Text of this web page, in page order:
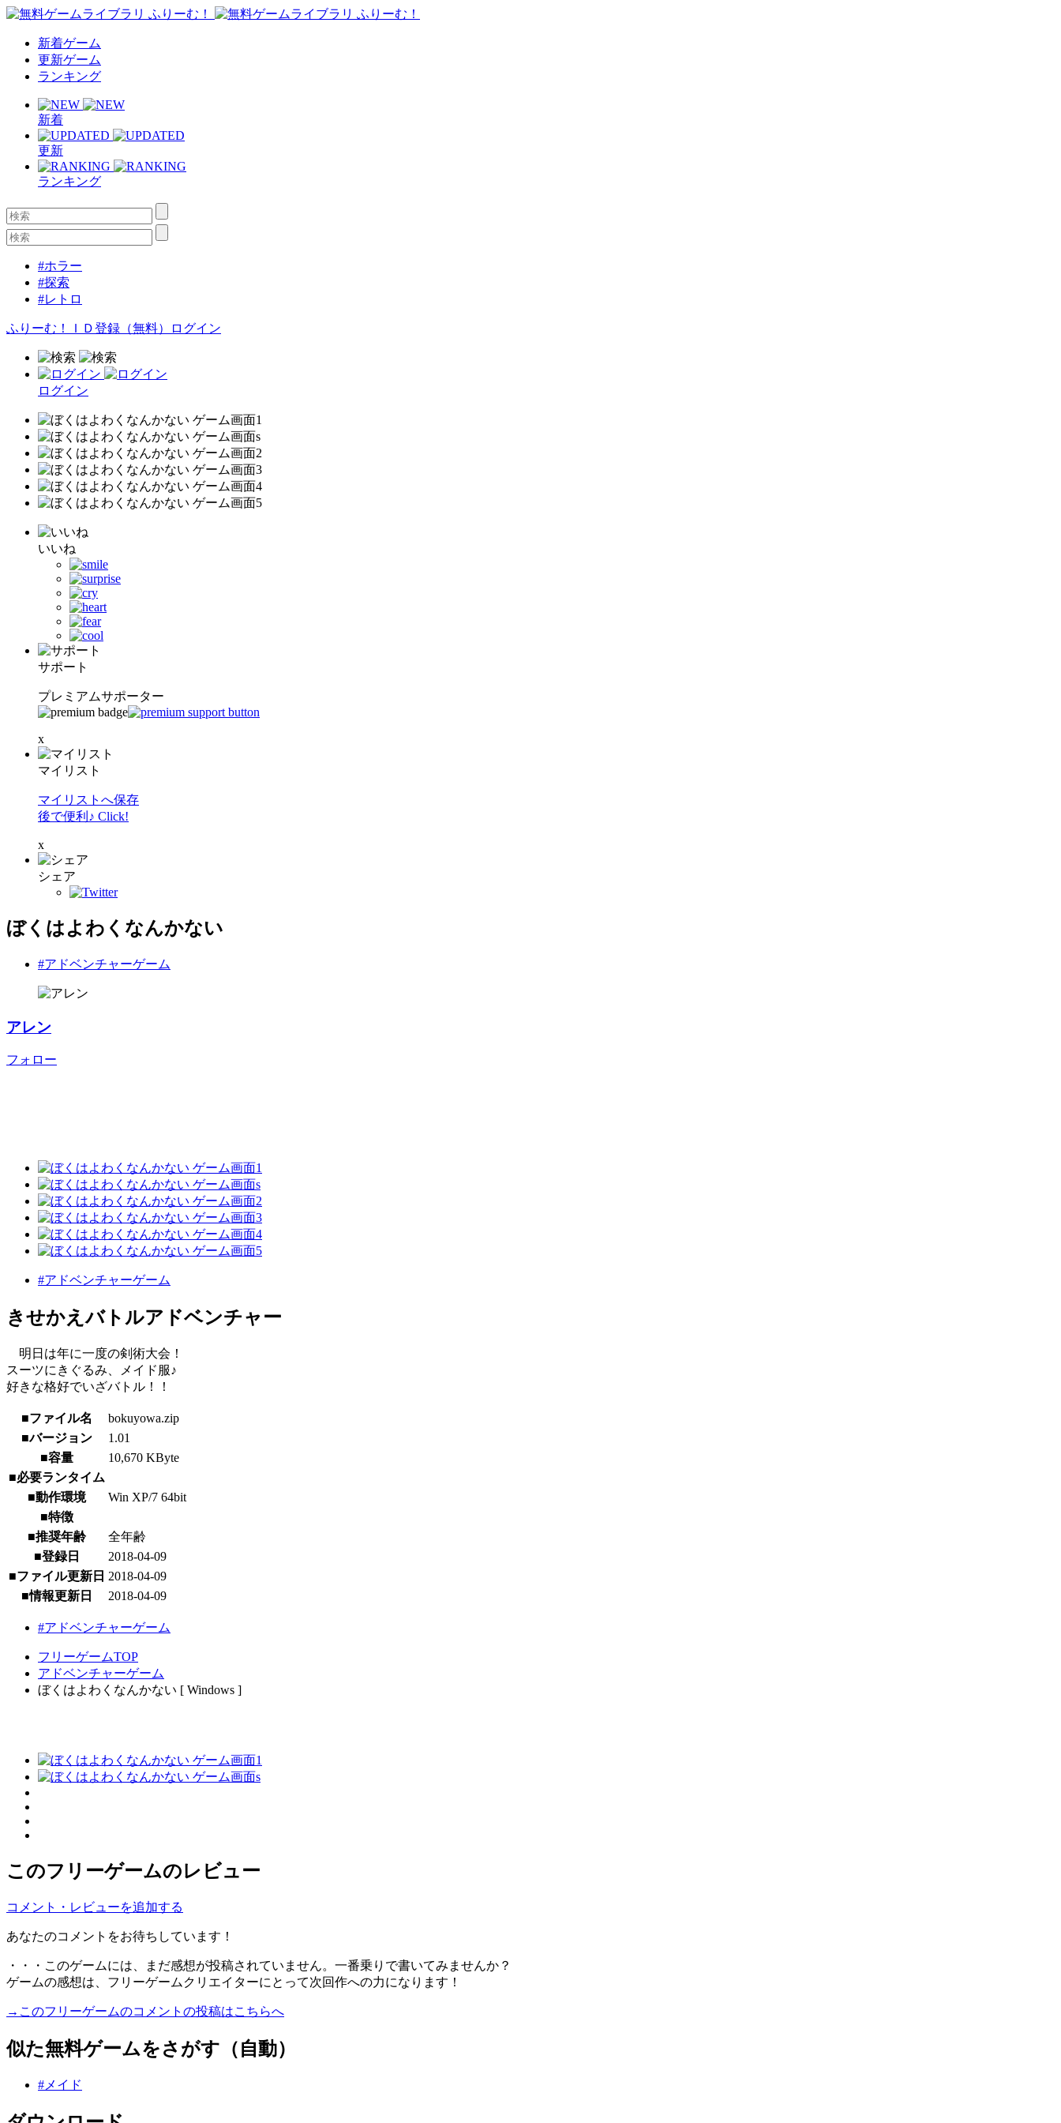
新着ゲーム
更新ゲーム
ランキング
新着
更新
ランキング
#ホラー
#探索
#レトロ
ふりーむ！ＩＤ登録（無料） ログイン
ログイン
いいね
サポート
プレミアムサポーター
x
マイリスト
マイリストへ保存
後で便利♪ Click!
x
シェア
ぼくはよわくなんかない
#アドベンチャーゲーム
アレン
フォロー
#アドベンチャーゲーム
きせかえバトルアドベンチャー
明日は年に一度の剣術大会！
スーツにきぐるみ、メイド服♪
好きな格好でいざバトル！！
■ファイル名
bokuyowa.zip
■バージョン
1.01
■容量
10,670 KByte
■必要ランタイム
■動作環境
Win XP/7 64bit
■特徴
■推奨年齢
全年齢
■登録日
2018-04-09
■ファイル更新日 2018-04-09
■情報更新日
2018-04-09
#アドベンチャーゲーム
フリーゲームTOP
アドベンチャーゲーム
ぼくはよわくなんかない [ Windows ]
このフリーゲームのレビュー
コメント・レビューを追加する
あなたのコメントをお待ちしています！
・・・このゲームには、まだ感想が投稿されていません。一番乗りで書いてみませんか？
ゲームの感想は、フリーゲームクリエイターにとって次回作への力になります！
→このフリーゲームのコメントの投稿はこちらへ
似た無料ゲームをさがす（自動）
#メイド